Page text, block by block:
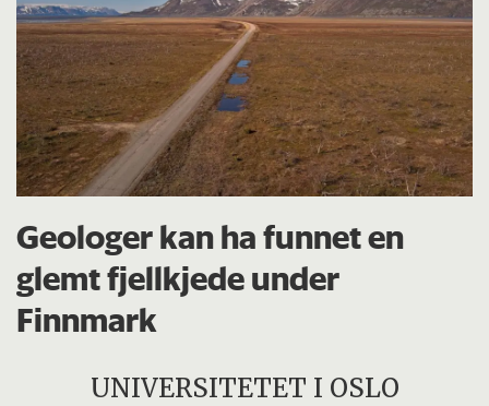
Geologer kan ha funnet en
glemt fjellkjede under
Finnmark
UNIVERSITETET I OSLO